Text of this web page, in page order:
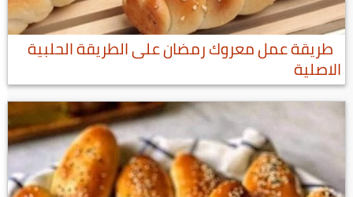
طريقة عمل معروك رمضان على الطريقة الحلبية
الاصلية